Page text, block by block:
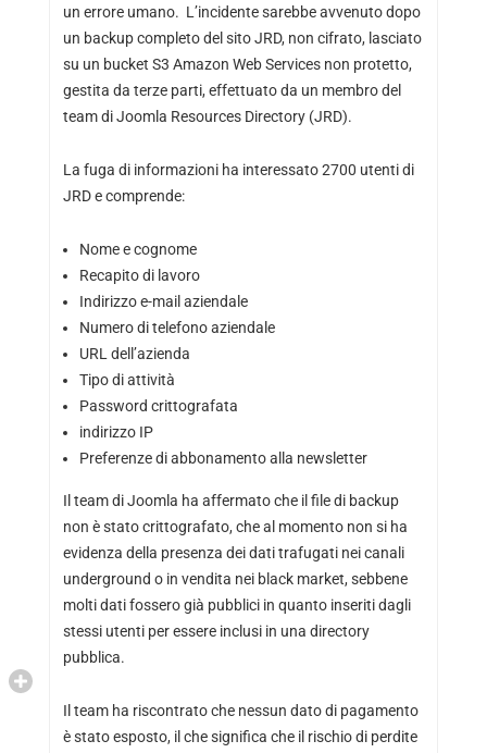
un errore umano. L’incidente sarebbe avvenuto dopo
un backup completo del sito JRD, non cifrato, lasciato
su un bucket S3 Amazon Web Services non protetto,
gestita da terze parti, effettuato da un membro del
team di Joomla Resources Directory (JRD).
La fuga di informazioni ha interessato 2700 utenti di
JRD e comprende:
Nome e cognome
Recapito di lavoro
Indirizzo e-mail aziendale
Numero di telefono aziendale
URL dell’azienda
Tipo di attività
Password crittografata
indirizzo IP
Preferenze di abbonamento alla newsletter
Il team di Joomla ha affermato che il file di backup
non è stato crittografato, che al momento non si ha
evidenza della presenza dei dati trafugati nei canali
underground o in vendita nei black market, sebbene
molti dati fossero già pubblici in quanto inseriti dagli
stessi utenti per essere inclusi in una directory
pubblica.
Il team ha riscontrato che nessun dato di pagamento
è stato esposto, il che significa che il rischio di perdite